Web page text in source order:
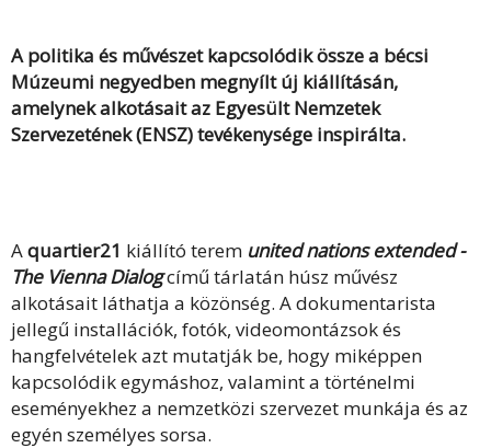
A politika és művészet kapcsolódik össze a bécsi
Múzeumi negyedben megnyílt új kiállításán,
amelynek alkotásait az Egyesült Nemzetek
Szervezetének (ENSZ) tevékenysége inspirálta.
Aquartier21 kiállító terem united nations extended -
The Vienna Dialogcímű tárlatán húsz művész
alkotásait láthatja a közönség. A dokumentarista
jellegű installációk, fotók, videomontázsok és
hangfelvételek azt mutatják be, hogy miképpen
kapcsolódik egymáshoz, valamint a történelmi
eseményekhez a nemzetközi szervezet munkája és az
egyén személyes sorsa.